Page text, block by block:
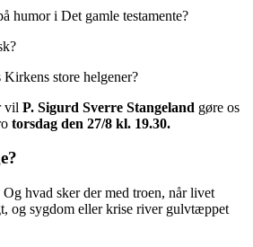
humor i Det gamle testamente?
store helgener?
vil P. Sigurd Sverre Stangeland gøre os
torsdag den 27/8 kl. 19.30.
hvad sker der med troen, når livet
og sygdom eller krise river gulvtæppet